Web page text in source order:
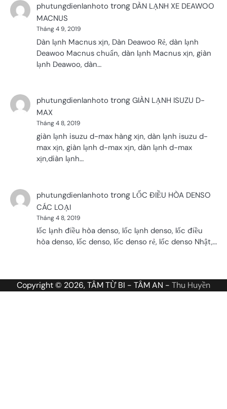
phutungdienlanhoto trong DÀN LẠNH XE DEAWOO
MACNUS
Tháng 4 9, 2019
Dàn lạnh Macnus xịn, Dàn Deawoo Rẻ, dàn lạnh
Deawoo Macnus chuẩn, dàn lạnh Macnus xịn, giàn
lạnh Deawoo, dàn…
phutungdienlanhoto trong GIÀN LẠNH ISUZU D-
MAX
Tháng 4 8, 2019
giàn lạnh isuzu d-max hàng xịn, dàn lạnh isuzu d-
max xịn, giàn lạnh d-max xịn, dàn lạnh d-max
xịn,diàn lạnh…
phutungdienlanhoto trong LỐC ĐIỀU HÒA DENSO
CÁC LOẠI
Tháng 4 8, 2019
lốc lạnh điều hòa denso, lốc lạnh denso, lốc điều
hòa denso, lốc denso, lốc denso rẻ, lốc denso Nhật,…
Copyright © 2026, TÂM TỪ BI - TÂM AN - Thu Huyền